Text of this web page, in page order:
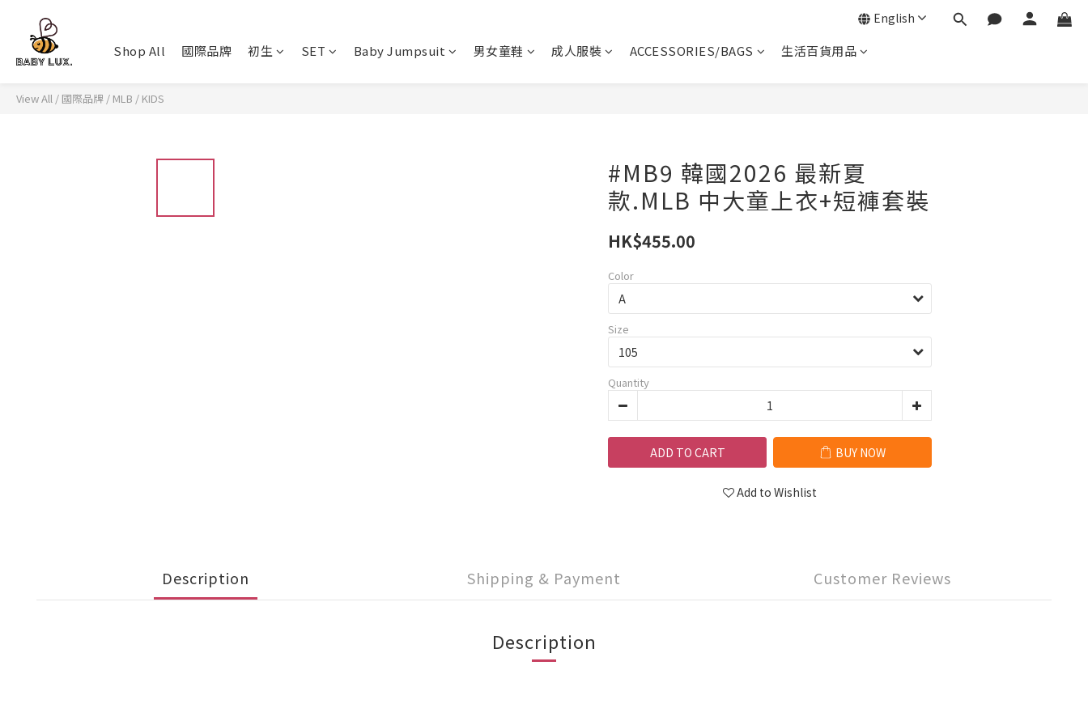
Shop All 國際品牌 初生 SET Baby Jumpsuit 男女童鞋 成人服裝 ACCESSORIES/BAGS 生活百貨用品
English
View All / 國際品牌 / MLB / KIDS
#MB9 韓國2026 最新夏
款.MLB 中大童上衣+短褲套裝
HK$455.00
Color
Size
Quantity
ADD TO CART BUY NOW
Add to Wishlist
Description Shipping & Payment Customer Reviews
Description